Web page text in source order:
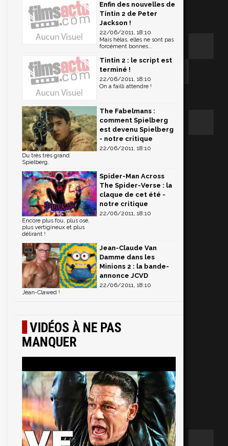
Enfin des nouvelles de
Tintin 2 de Peter
Jackson !
22/06/2011, 18:10
Mais hélas, elles ne sont pas
forcément bonnes...
Tintin 2 : le script est
terminé !
22/06/2011, 18:10
On a failli attendre !
The Fabelmans :
comment Spielberg
est devenu Spielberg
- notre critique
22/06/2011, 18:10
Du très très grand
Spielberg.
Spider-Man Across
The Spider-Verse : la
claque de cet été -
notre critique
22/06/2011, 18:10
Encore plus fou, plus osé,
plus vertigineux et plus
délirant !
Jean-Claude Van
Damme dans les
Minions 2 : la bande-
annonce JCVD
22/06/2011, 18:10
Jean-Clawed !
VIDÉOS À NE PAS
MANQUER